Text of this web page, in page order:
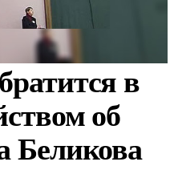
в
об
Беликова